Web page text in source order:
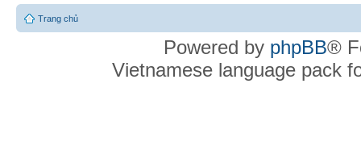
Trang chủ
Powered by phpBB®
Vietnamese language pack